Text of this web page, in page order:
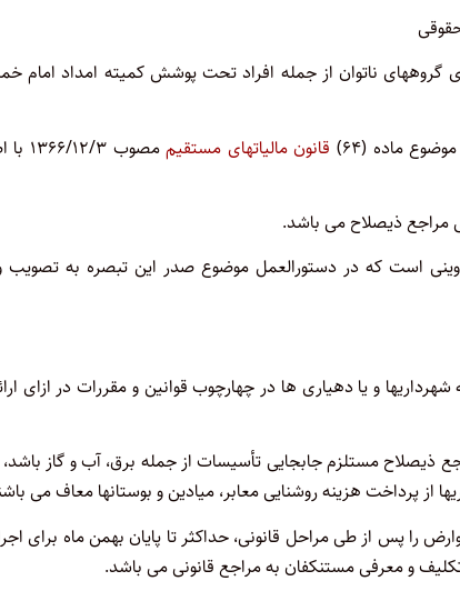
گروههای ناتوان از جمله افراد تحت پوشش کمیته امداد امام
قانون مالیاتهای مستقیم
مصوب
است که در دستورالعمل موضوع صدر این تبصره به تصویب
و یا دهیاری ها در چهارچوب قوانین و مقررات در ازای
ذیصلاح مستلزم جابجایی تأسیسات از جمله برق، آب و گاز باشد،
از پرداخت هزینه روشنایی معابر، میادین و بوستانها معاف می
عوارض را پس از طی مراحل قانونی، حداکثر تا پایان بهمن ماه برای
و معرفی مستنکفان به مراجع قانونی می باشد.